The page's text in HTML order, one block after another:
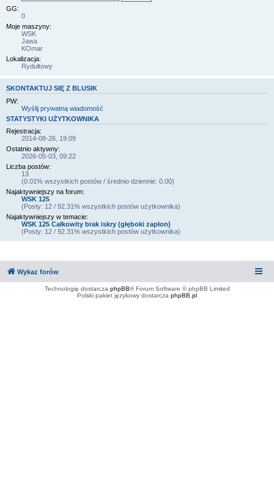
GG:
0
Moje maszyny:
WSK
Jawa
KOmar
Lokalizacja:
Rydułtowy
SKONTAKTUJ SIĘ Z BLUSIK
PW:
Wyślij prywatną wiadomość
STATYSTYKI UŻYTKOWNIKA
Rejestracja:
2014-08-26, 19:09
Ostatnio aktywny:
2026-05-03, 09:22
Liczba postów:
13
(0.01% wszystkich postów / średnio dziennie: 0.00)
Najaktywniejszy na forum:
WSK 125
(Posty: 12 / 92.31% wszystkich postów użytkownika)
Najaktywniejszy w temacie:
WSK 125 Całkowity brak iskry (głęboki zapłon)
(Posty: 12 / 92.31% wszystkich postów użytkownika)
Wykaz forów
Technologię dostarcza phpBB® Forum Software © phpBB Limited
Polski pakiet językowy dostarcza phpBB.pl